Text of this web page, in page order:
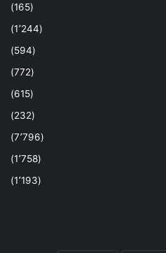
(165)
(1٬244)
(594)
(772)
(615)
(232)
(7٬796)
(1٬758)
(1٬193)